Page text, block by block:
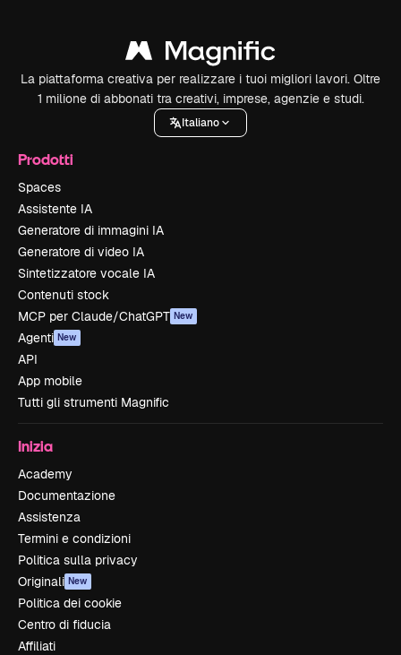
La piattaforma creativa per realizzare i tuoi migliori lavori. Oltre
1 milione di abbonati tra creativi, imprese, agenzie e studi.
Italiano
Prodotti
Spaces
Assistente IA
Generatore di immagini IA
Generatore di video IA
Sintetizzatore vocale IA
Contenuti stock
MCP per Claude/ChatGPT New
Agenti New
API
App mobile
Tutti gli strumenti Magnific
Inizia
Academy
Documentazione
Assistenza
Termini e condizioni
Politica sulla privacy
Originali New
Politica dei cookie
Centro di fiducia
Affiliati